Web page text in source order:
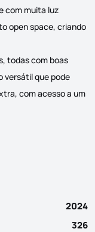
com muita luz
open space, criando
todas com boas
versátil que pode
com acesso a um
2024
326